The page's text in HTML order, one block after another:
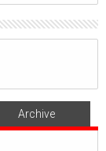
Archive